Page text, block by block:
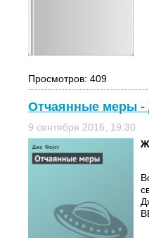
Просмотров: 409
Отчаянные меры
9 сентября 2016, 19:30